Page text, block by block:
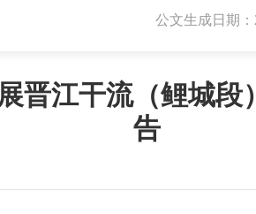
公文生成日期：
晋江干流（鲤城
告